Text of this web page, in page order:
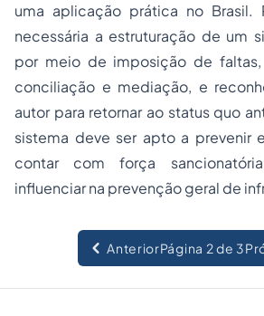
uma aplicação prática no Brasil.
necessária a estruturação de um
por meio de imposição de
conciliação e mediação, e
autor para retornar ao status quo
sistema deve ser apto a prevenir
contar com força
influenciar na prevenção geral de
AnteriorPágina 2 de 3